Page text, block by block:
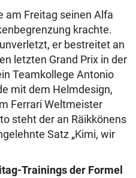
am Freitag seinen Alfa
krachte.
er bestreitet an
letzten Grand Prix in der
Teamkollege Antonio
mit dem Helmdesign,
Ferrari Weltmeister
steht der an Räikkönens
Satz „Kimi, wir
Trainings der Formel